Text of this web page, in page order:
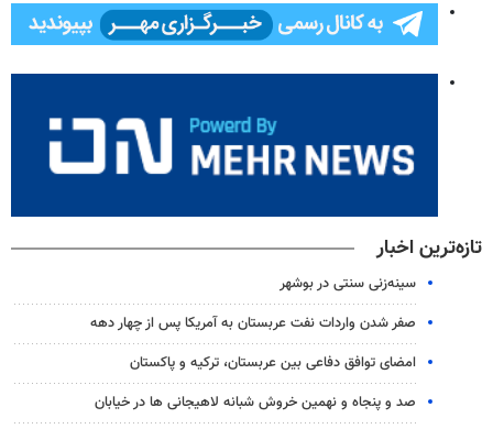
تازه‌ترین اخبار
سینه‌زنی سنتی در بوشهر
صفر شدن واردات نفت عربستان به آمریکا پس از چهار دهه
امضای توافق دفاعی بین عربستان، ترکیه و پاکستان
صد و پنجاه و نهمین خروش شبانه لاهیجانی ها در خیابان